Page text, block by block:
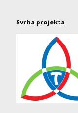
Svrha projekta